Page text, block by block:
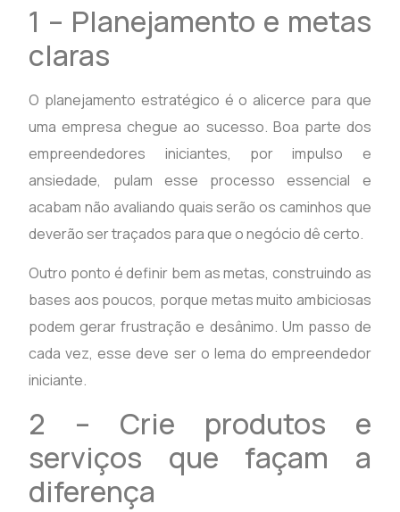
1 – Planejamento e metas
claras
O planejamento estratégico é o alicerce para que
uma empresa chegue ao sucesso. Boa parte dos
empreendedores iniciantes, por impulso e
ansiedade, pulam esse processo essencial e
acabam não avaliando quais serão os caminhos que
deverão ser traçados para que o negócio dê certo.
Outro ponto é definir bem as metas, construindo as
bases aos poucos, porque metas muito ambiciosas
podem gerar frustração e desânimo. Um passo de
cada vez, esse deve ser o lema do empreendedor
iniciante.
2 – Crie produtos e
serviços que façam a
diferença